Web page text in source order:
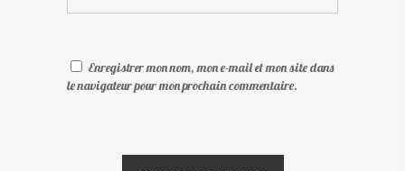
Enregistrer mon nom, mon e-mail et mon site dans
le navigateur pour mon prochain commentaire.